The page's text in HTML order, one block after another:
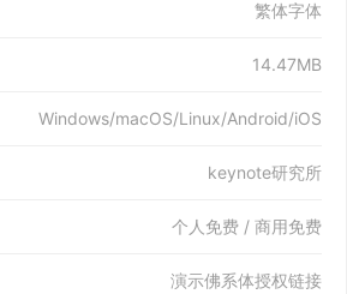
繁体字体
14.47MB
Windows/macOS/Linux/Android/iOS
keynote研究所
个人免费 / 商用免费
演示佛系体授权链接